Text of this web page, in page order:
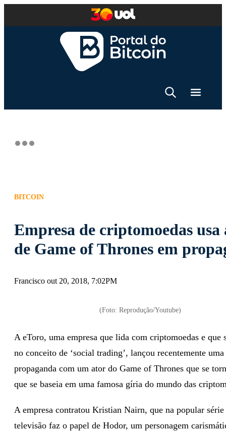
BITCOIN
Empresa de criptomoedas usa
de Game of Thrones em
Francisco out 20, 2018, 7:02PM
(Foto: Reprodução/Youtube)
A eToro, uma empresa que lida com criptomoedas e que
no conceito de ‘social trading’, lançou recentemente uma
propaganda com um ator do Game of Thrones que se
que se baseia em uma famosa gíria do mundo das
A empresa contratou Kristian Nairn, que na popular série
televisão faz o papel de Hodor, um personagem